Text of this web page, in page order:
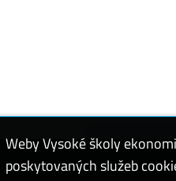
Weby Vysoké školy
poskytovaných služeb